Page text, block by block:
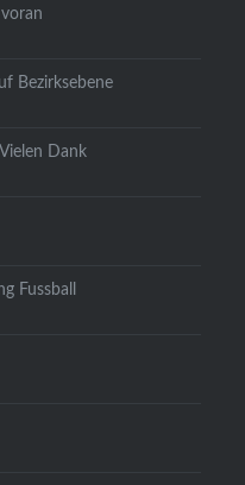
Bezirksebene
Vielen Dank
Fussball